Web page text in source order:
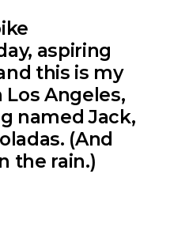
aspiring
this is my
Los Angeles,
named Jack,
(And
the rain.)